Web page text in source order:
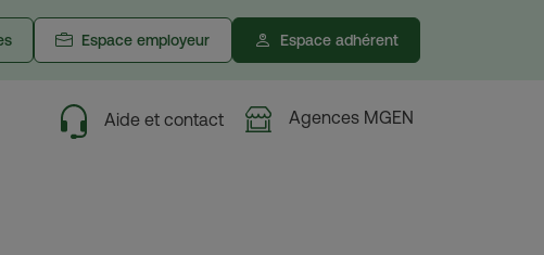
Espace employeur Espace adhérent
Aide et contact Agences MGEN